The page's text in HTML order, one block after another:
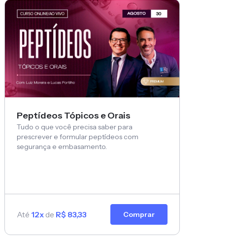
Peptídeos Tópicos e Orais
Tudo o que você precisa saber para
prescrever e formular peptídeos com
segurança e embasamento.
Até 12x de R$ 83,33 Comprar